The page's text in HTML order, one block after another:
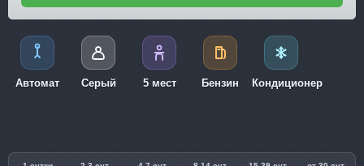
Автомат Серый 5 мест Бензин Кондиционер